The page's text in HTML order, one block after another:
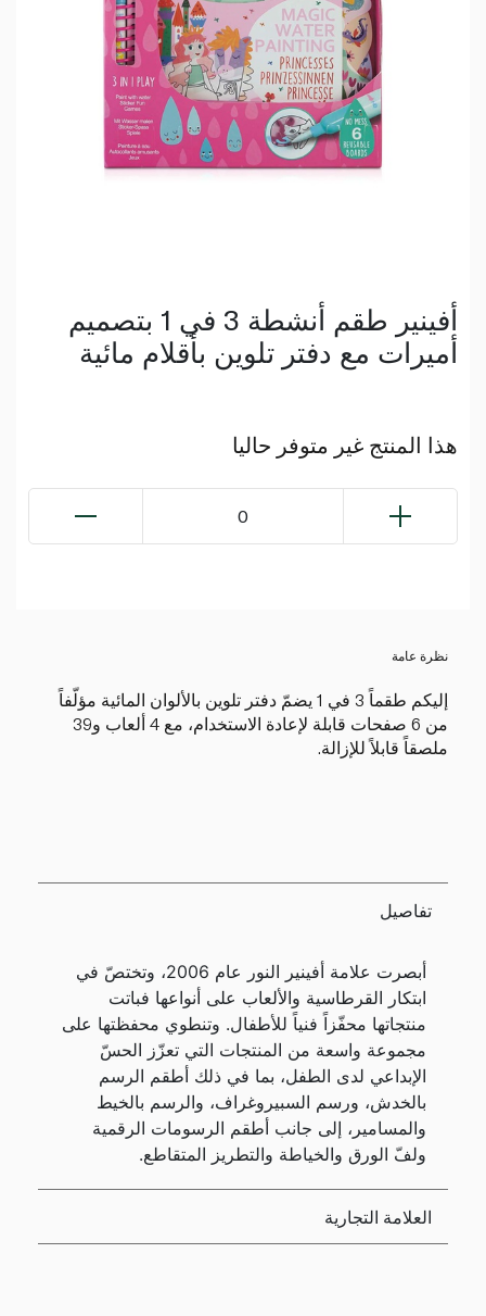
أفينير طقم أنشطة 3 في 1 بتصميم
أميرات مع دفتر تلوين بأقلام مائية
هذا المنتج غير متوفر حاليا
0
نظرة عامة
إليكم طقماً 3 في 1 يضمّ دفتر تلوين بالألوان المائية مؤلّفاً
من 6 صفحات قابلة لإعادة الاستخدام، مع 4 ألعاب و39
ملصقاً قابلاً للإزالة.
تفاصيل
أبصرت علامة أفينير النور عام 2006، وتختصّ في
ابتكار القرطاسية والألعاب على أنواعها فباتت
منتجاتها محفّزاً فنياً للأطفال. وتنطوي محفظتها على
مجموعة واسعة من المنتجات التي تعزّز الحسّ
الإبداعي لدى الطفل، بما في ذلك أطقم الرسم
بالخدش، ورسم السبيروغراف، والرسم بالخيط
والمسامير، إلى جانب أطقم الرسومات الرقمية
ولفّ الورق والخياطة والتطريز المتقاطع.
العلامة التجارية